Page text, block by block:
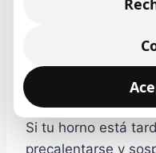
para
de horno
Si tu horno está
precalentarse y